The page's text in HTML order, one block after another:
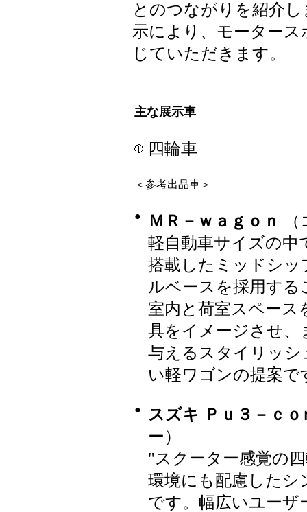
とのつながりを紹介
示により、モーター
じていただきます。
主な展示車
四輪車
＜参考出品車＞
● ＭＲ－ｗａｇｏｎ
軽自動車サイズの中
搭載したミッドシ
ルベースを採用す
室内と荷室スペース
具をイメージさせ
与えるスタイリッ
い軽ワゴンの提案で
●
スズキ Ｐｕ３－ｃ
ー）
"スクーター感覚の
環境にも配慮したシ
です。幅広いユーザ